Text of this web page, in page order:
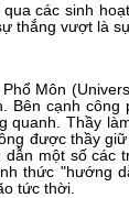
các sinh
thắng vượt là
Môn
Bên cạnh công
quanh. Thầy
được thầy
một số các
thức "hướng
tức thời.